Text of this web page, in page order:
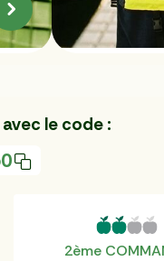
le code :
2ème